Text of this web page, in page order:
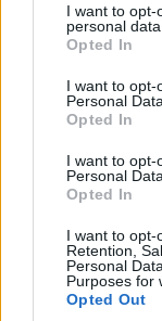
not limited to
grant or deny
use your data for
consent section.
I want to opt-
personal data.
Opted In
I want to opt-
Personal Data.
Opted In
I want to opt-
Personal
Opted In
I want to opt-
Retention,
Personal
Purposes for
Opted Out
Épp ezért nem
számít a
A statisztika
szintig bontva
lakossága hol
közösségi